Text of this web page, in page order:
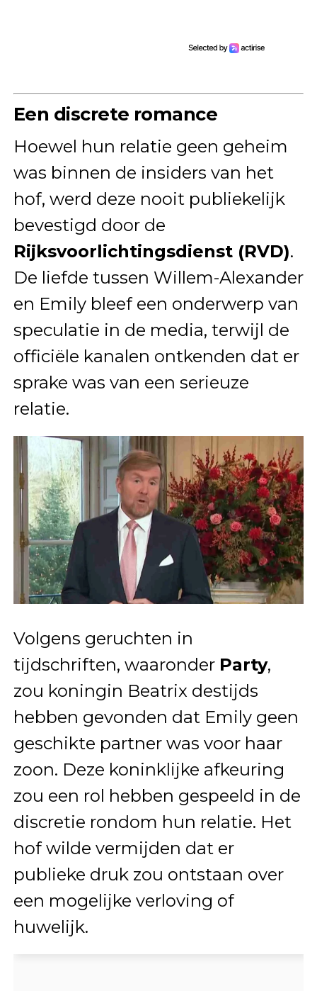
Een discrete romance
Hoewel hun relatie geen geheim
was binnen de insiders van het
hof, werd deze nooit publiekelijk
bevestigd door de
Rijksvoorlichtingsdienst (RVD).
De liefde tussen Willem-Alexander
en Emily bleef een onderwerp van
speculatie in de media, terwijl de
officiële kanalen ontkenden dat er
sprake was van een serieuze
relatie.
Volgens geruchten in
tijdschriften, waaronder Party,
zou koningin Beatrix destijds
hebben gevonden dat Emily geen
geschikte partner was voor haar
zoon. Deze koninklijke afkeuring
zou een rol hebben gespeeld in de
discretie rondom hun relatie. Het
hof wilde vermijden dat er
publieke druk zou ontstaan over
een mogelijke verloving of
huwelijk.